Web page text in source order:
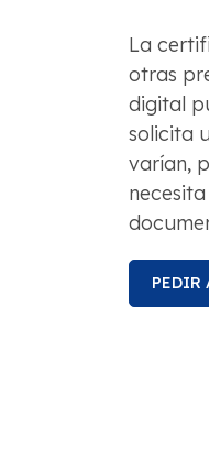
La
otras
digital
solicita
varían,
PEDIR